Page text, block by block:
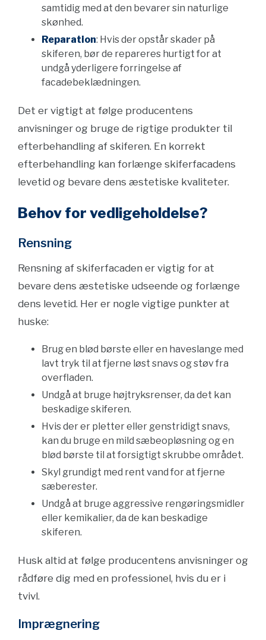
samtidig med at den bevarer sin naturlige
skønhed.
Reparation: Hvis der opstår skader på
skiferen, bør de repareres hurtigt for at
undgå yderligere forringelse af
facadebeklædningen.
Det er vigtigt at følge producentens
anvisninger og bruge de rigtige produkter til
efterbehandling af skiferen. En korrekt
efterbehandling kan forlænge skiferfacadens
levetid og bevare dens æstetiske kvaliteter.
Behov for vedligeholdelse?
Rensning
Rensning af skiferfacaden er vigtig for at
bevare dens æstetiske udseende og forlænge
dens levetid. Her er nogle vigtige punkter at
huske:
Brug en blød børste eller en haveslange med
lavt tryk til at fjerne løst snavs og støv fra
overfladen.
Undgå at bruge højtryksrenser, da det kan
beskadige skiferen.
Hvis der er pletter eller genstridigt snavs,
kan du bruge en mild sæbeopløsning og en
blød børste til at forsigtigt skrubbe området.
Skyl grundigt med rent vand for at fjerne
sæberester.
Undgå at bruge aggressive rengøringsmidler
eller kemikalier, da de kan beskadige
skiferen.
Husk altid at følge producentens anvisninger og
rådføre dig med en professionel, hvis du er i
tvivl.
Imprægnering